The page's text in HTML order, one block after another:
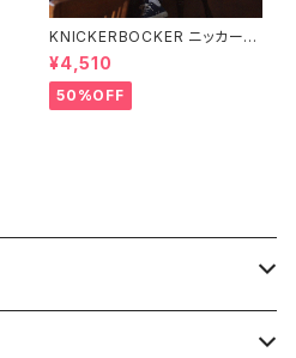
KNICKERBOCKER ニッカーボ
ッカー GREEN ハンプトン Tシ
ャツ
¥4,510
50%OFF